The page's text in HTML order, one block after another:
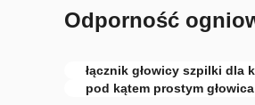
Odporność
łącznik głowicy szpilki dla
pod kątem prostym